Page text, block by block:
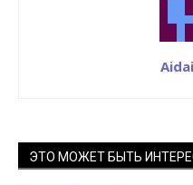
ЭТО МОЖЕТ БЫТЬ